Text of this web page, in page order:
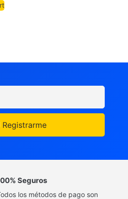
Registrarme
Seguros
los métodos de pago son